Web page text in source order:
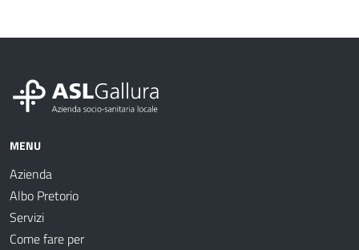
MENU
Azienda
Albo Pretorio
Servizi
Come fare per